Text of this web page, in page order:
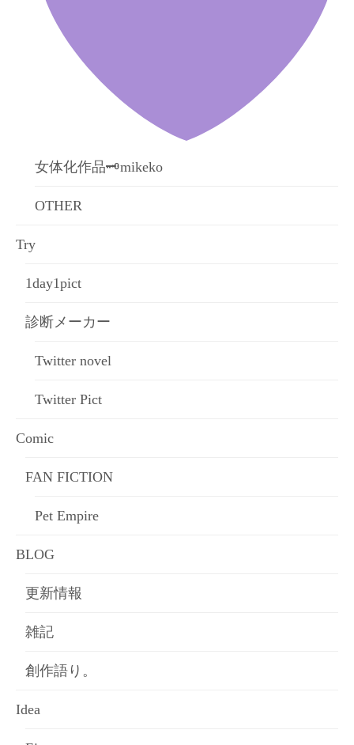
女体化作品🗝mikeko
OTHER
Try
1day1pict
診断メーカー
Twitter novel
Twitter Pict
Comic
FAN FICTION
Pet Empire
BLOG
更新情報
雑記
創作語り。
Idea